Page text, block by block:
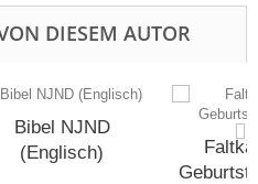
DIESEM AUTOR
Bibel NJND
(Englisch)